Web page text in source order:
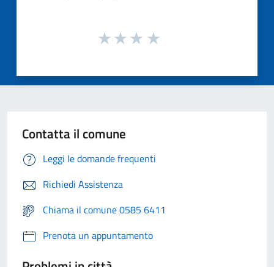
Contatta il comune
Leggi le domande frequenti
Richiedi Assistenza
Chiama il comune 0585 6411
Prenota un appuntamento